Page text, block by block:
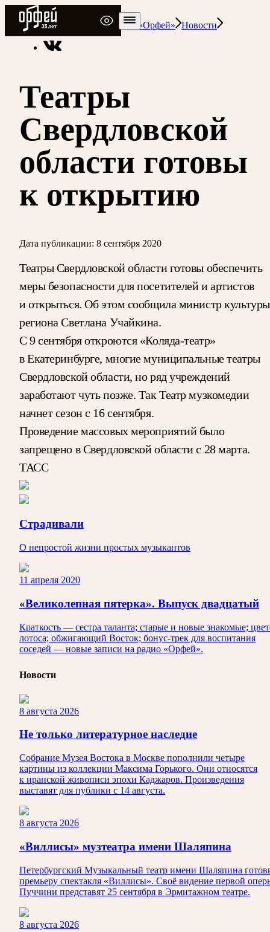
Радио Орфей
Радио классической музыки «Орфей»
Новости
Театры
Свердловской
области готовы
к открытию
Дата публикации: 8 сентября 2020
Театры Свердловской области готовы обеспечить
меры безопасности для посетителей и артистов
и открыться. Об этом сообщила министр культуры
региона Светлана Учайкина.
С 9 сентября откроются «Коляда-театр»
в Екатеринбурге, многие муниципальные театры
Свердловской области, но ряд учреждений
заработают чуть позже. Так Театр музкомедии
начнет сезон с 16 сентября.
Проведение массовых мероприятий было
запрещено в Свердловской области с 28 марта.
ТАСС
Страдивали
О непростой жизни простых музыкантов
11 апреля 2020
«Великолепная пятерка». Выпуск двадцатый
Краткость — сестра таланта; старые и новые знакомые;
лотоса; обжигающий Восток; бонус-трек для воспитания
соседей — новые записи на радио «Орфей».
Новости
8 августа 2026
Не только литературное наследие
Собрание Музея Востока в Москве пополнили четыре
картины из коллекции Максима Горького. Они относятся
к иранской живописи эпохи Каджаров. Произведения
выставят для публики с 14 августа.
8 августа 2026
«Виллисы» музтеатра имени Шаляпина
Петербургский Музыкальный театр имени Шаляпина
премьеру спектакля «Виллисы». Своё видение первой
Пуччини представят 25 сентября в Эрмитажном театре.
8 августа 2026